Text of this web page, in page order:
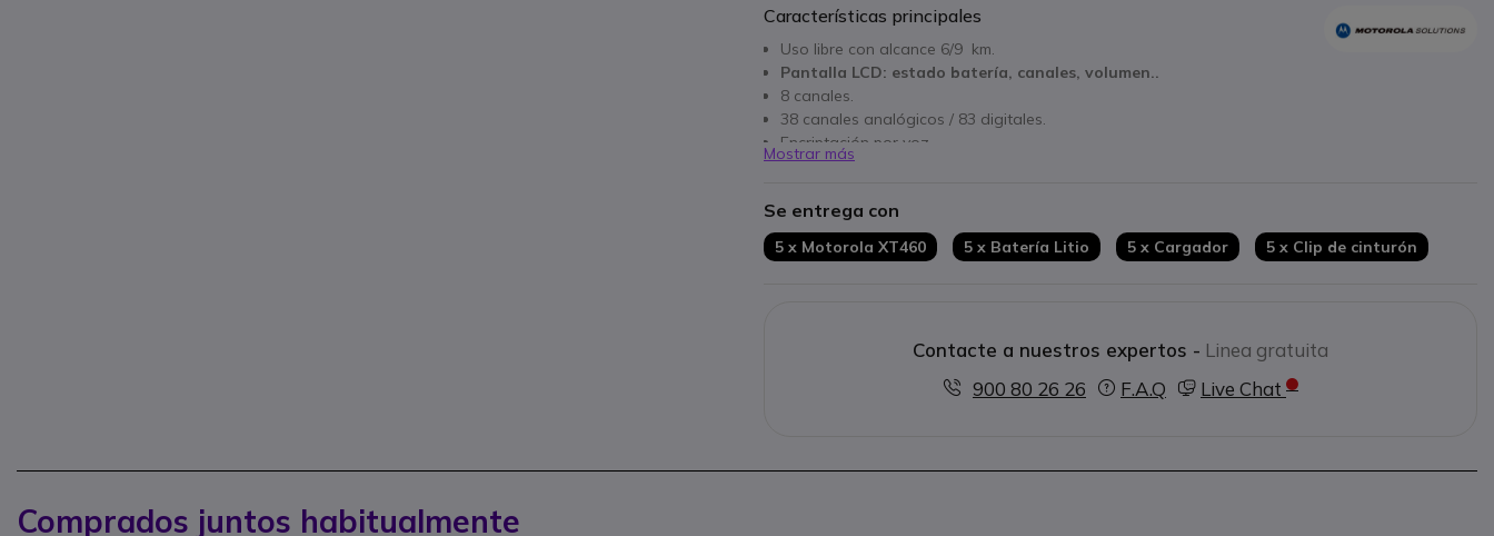
Características principales
Uso libre con alcance 6/9 km.
Pantalla LCD: estado batería, canales, volumen..
8 canales.
38 canales analógicos / 83 digitales.
Encriptación por voz.
Función Vox (sin accesorios).
Batería Litio 2150 mh
Incluye Cargador individual
Mostrar más
Se entrega con
5 x Motorola XT460 5 x Batería Litio 5 x Cargador 5 x Clip de cinturón
Contacte a nuestros expertos - Linea gratuita
900 80 26 26
F.A.Q Live Chat
Comprados juntos habitualmente